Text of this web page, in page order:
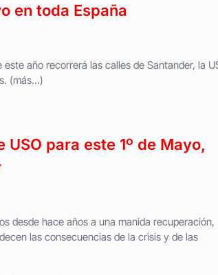
en toda España
año recorrerá las calles de Santander, la
(más…)
para este 1º de Mayo,
desde hace años a una manida recuperación,
las consecuencias de la crisis y de las